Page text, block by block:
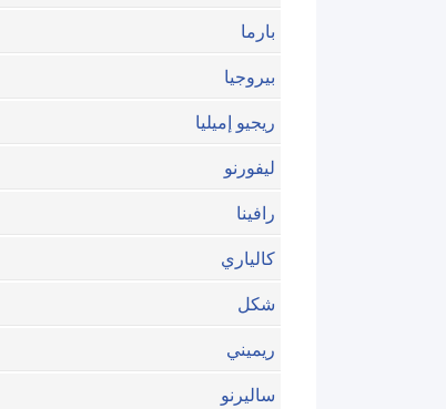
بارما
بيروجيا
ريجيو إميليا
ليفورنو
رافينا
كالياري
شكل
ريميني
ساليرنو